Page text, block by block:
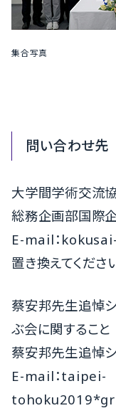
集合写真
問い合わせ先
大学間学術交流
総務企画部国際
E-mail：
置き換えてください
蔡安邦先生追悼
ぶ会に関すること
蔡安邦先生追悼
E-mail：taipei-